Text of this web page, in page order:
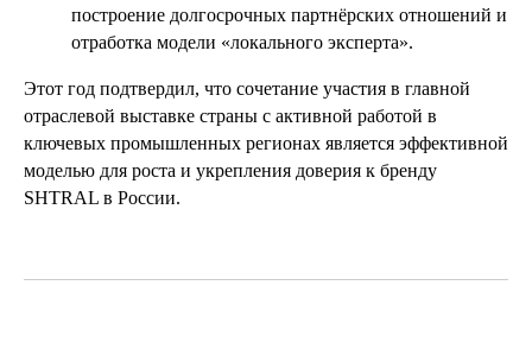
построение долгосрочных партнёрских отношений и
отработка модели «локального эксперта».
Этот год подтвердил, что сочетание участия в главной
отраслевой выставке страны с активной работой в
ключевых промышленных регионах является эффективной
моделью для роста и укрепления доверия к бренду
SHTRAL в России.